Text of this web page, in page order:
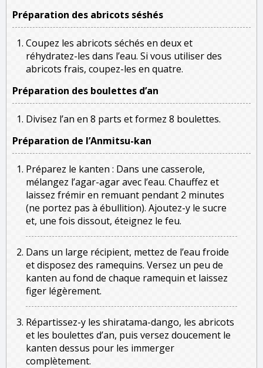
Préparation des abricots séshés
Coupez les abricots séchés en deux et
réhydratez-les dans l’eau. Si vous utiliser des
abricots frais, coupez-les en quatre.
Préparation des boulettes d’an
Divisez l’an en 8 parts et formez 8 boulettes.
Préparation de l’Anmitsu-kan
Préparez le kanten : Dans une casserole,
mélangez l’agar-agar avec l’eau. Chauffez et
laissez frémir en remuant pendant 2 minutes
(ne portez pas à ébullition). Ajoutez-y le sucre
et, une fois dissout, éteignez le feu.
Dans un large récipient, mettez de l’eau froide
et disposez des ramequins. Versez un peu de
kanten au fond de chaque ramequin et laissez
figer légèrement.
Répartissez-y les shiratama-dango, les abricots
et les boulettes d’an, puis versez doucement le
kanten dessus pour les immerger
complètement.